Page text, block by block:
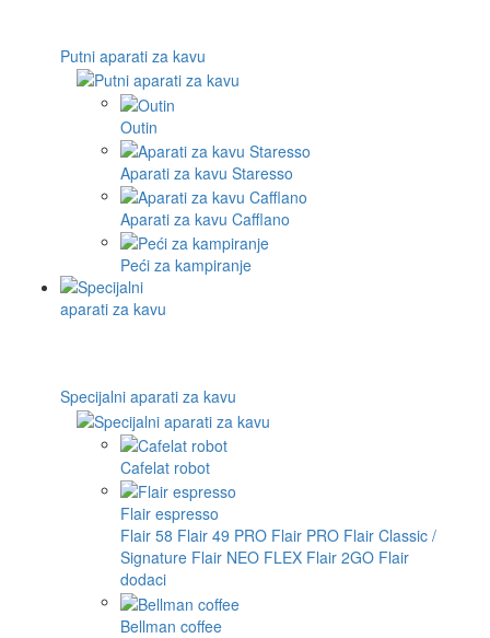
Putni aparati za kavu
Outin
Aparati za kavu Staresso
Aparati za kavu Cafflano
Peći za kampiranje
Specijalni aparati za kavu
Cafelat robot
Flair espresso
Flair 58 Flair 49 PRO Flair PRO Flair Classic /
Signature Flair NEO FLEX Flair 2GO Flair
dodaci
Bellman coffee